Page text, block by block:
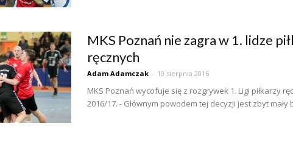
MKS Poznań nie zagra w 1. lidze
ręcznych
Adam Adamczak - 10 sierpnia 2016
MKS Poznań wycofuje się z rozgrywek 1. Ligi piłkarzy
2016/17. - Głównym powodem tej decyzji jest zbyt mały